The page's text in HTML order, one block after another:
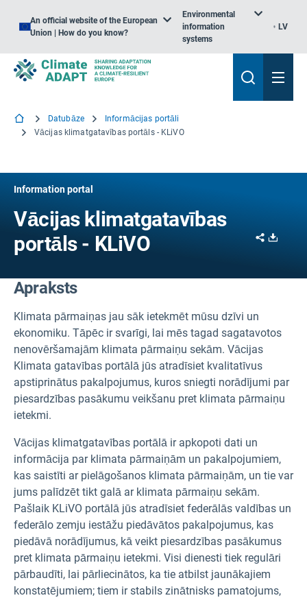
An official website of the European
Union | How do you know?
Environmental
information
systems
LV
Datubāze
Informācijas portāli
Vācijas klimatgatavības portāls - KLiVO
Information portal
Vācijas klimatgatavības
portāls - KLiVO
Share
Apraksts
Klimata pārmaiņas jau sāk ietekmēt mūsu dzīvi un
ekonomiku. Tāpēc ir svarīgi, lai mēs tagad sagatavotos
nenovēršamajām klimata pārmaiņu sekām. Vācijas
Klimata gatavības portālā jūs atradīsiet kvalitatīvus
apstiprinātus pakalpojumus, kuros sniegti norādījumi par
piesardzības pasākumu veikšanu pret klimata pārmaiņu
ietekmi.
Vācijas klimatgatavības portālā ir apkopoti dati un
informācija par klimata pārmaiņām un pakalpojumiem,
kas saistīti ar pielāgošanos klimata pārmaiņām, un tie var
jums palīdzēt tikt galā ar klimata pārmaiņu sekām.
Pašlaik KLiVO portālā jūs atradīsiet federālās valdības un
federālo zemju iestāžu piedāvātos pakalpojumus, kas
piedāvā norādījumus, kā veikt piesardzības pasākumus
pret klimata pārmaiņu ietekmi. Visi dienesti tiek regulāri
pārbaudīti, lai pārliecinātos, ka tie atbilst jaunākajiem
konstatējumiem; tiem ir stabils zinātnisks pamatojums,